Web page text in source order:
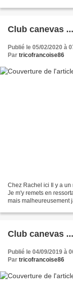
Club canevas ...
Publié le 05/02/2020 à
Par tricofrancoise86
Chez Rachel ici Il y a
Je m'y remets en
mais malheureusement
Club canevas ...
Publié le 04/09/2019 à
Par tricofrancoise86